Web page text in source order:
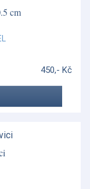
cm
450,- Kč